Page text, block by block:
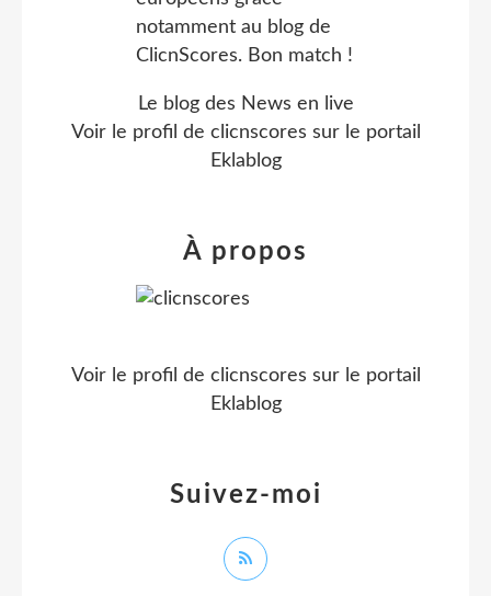
Le blog des News en live
Voir le profil de clicnscores sur le portail
Eklablog
Suivez-moi
À propos
Voir le profil de clicnscores sur le portail
Eklablog